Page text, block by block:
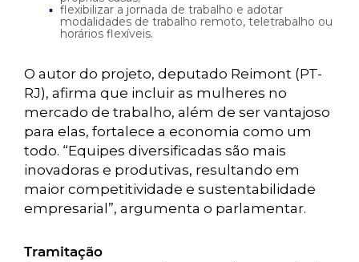
flexibilizar a jornada de trabalho e adotar
modalidades de trabalho remoto, teletrabalho ou
horários flexíveis.
O autor do projeto, deputado Reimont (PT-
RJ), afirma que incluir as mulheres no
mercado de trabalho, além de ser vantajoso
para elas, fortalece a economia como um
todo. “Equipes diversificadas são mais
inovadoras e produtivas, resultando em
maior competitividade e sustentabilidade
empresarial”, argumenta o parlamentar.
Tramitação